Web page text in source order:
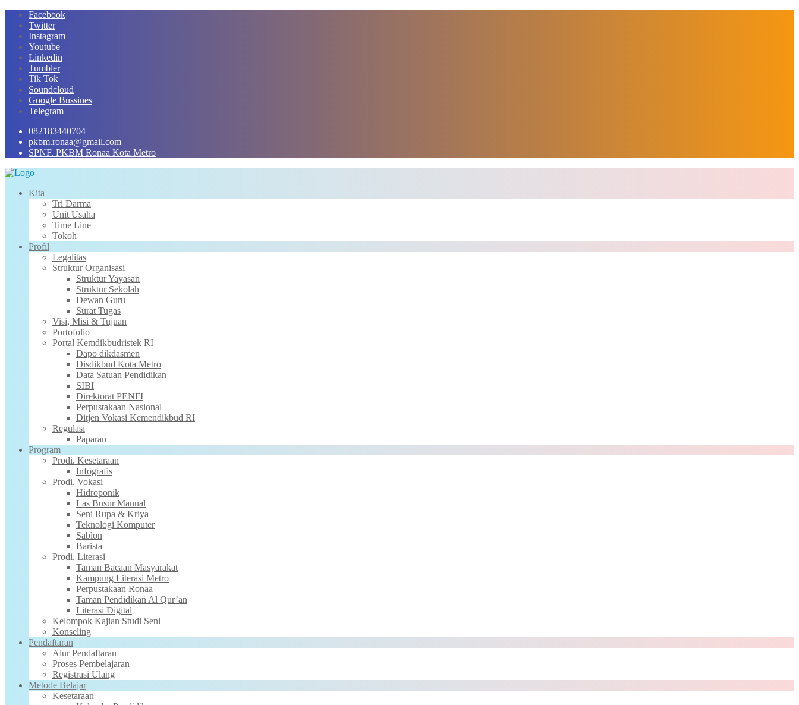
Skip
content
Facebook
Twitter
Instagram
Youtube
Linkedin
Tumbler
Tik Tok
Soundcloud
Google Bussines
Telegram
082183440704
pkbm.ronaa@gmail.com
SPNF. PKBM Ronaa Kota Metro
Kita
Tri Darma
Unit Usaha
Time Line
Tokoh
Profil
Legalitas
Struktur Organisasi
Struktur Yayasan
Struktur Sekolah
Dewan Guru
Surat Tugas
Visi, Misi & Tujuan
Portofolio
Portal Kemdikbudristek RI
Dapo dikdasmen
Disdikbud Kota Metro
Data Satuan Pendidikan
SIBI
Direktorat PENFI
Perpustakaan Nasional
Ditjen Vokasi Kemendikbud RI
Regulasi
Paparan
Program
Prodi. Kesetaraan
Infografis
Prodi. Vokasi
Hidroponik
Las Busur Manual
Seni Rupa & Kriya
Teknologi Komputer
Sablon
Barista
Prodi. Literasi
Taman Bacaan Masyarakat
Kampung Literasi Metro
Perpustakaan Ronaa
Taman Pendidikan Al Qur’an
Literasi Digital
Kelompok Kajian Studi Seni
Konseling
Pendaftaran
Alur Pendaftaran
Proses Pembelajaran
Registrasi Ulang
Metode Belajar
Kesetaraan